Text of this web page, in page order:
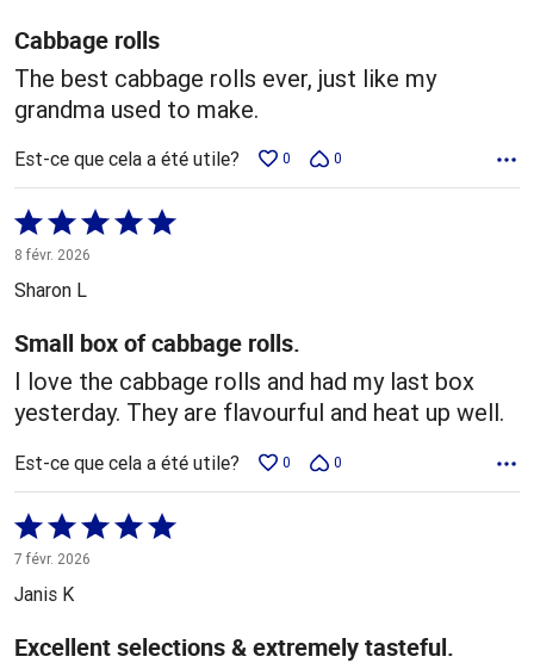
Cabbage rolls
The best cabbage rolls ever, just like my
grandma used to make.
Est-ce que cela a été utile? 0 0
Coté
5 sur
5
8 févr. 2026
Sharon L
Small box of cabbage rolls.
I love the cabbage rolls and had my last box
yesterday. They are flavourful and heat up well.
Est-ce que cela a été utile? 0 0
Coté
5 sur
5
7 févr. 2026
Janis K
Excellent selections & extremely tasteful.